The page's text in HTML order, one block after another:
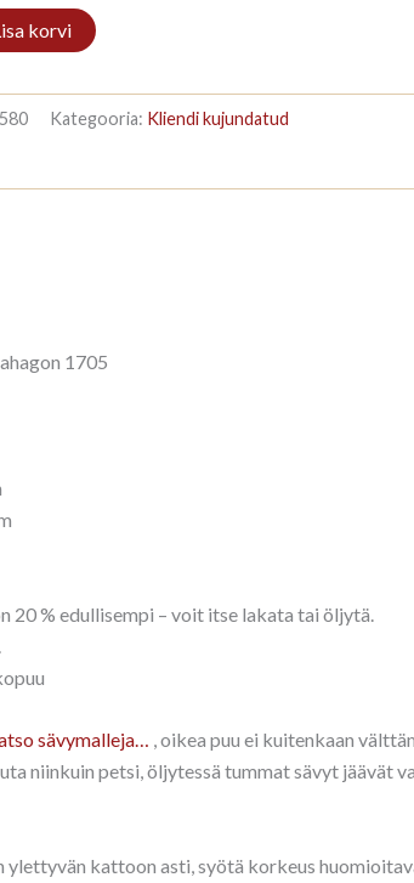
korvi
Kategooria: Kliendi kujundatud
1705
20 % edullisempi – voit itse lakata tai öljytä.
sävymalleja… , oikea puu ei kuitenkaan
niinkuin petsi, öljytessä tummat sävyt jäävät
ylettyvän kattoon asti, syötä korkeus